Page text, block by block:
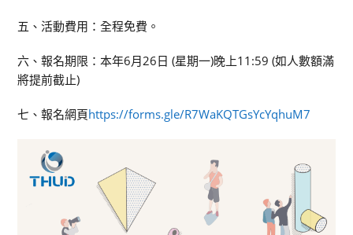
五、活動費用：全程免費。
六、報名期限：本年6月26日 (星期一)晚上11:59 (如人數額滿
將提前截止)
七、報名網頁https://forms.gle/R7WaKQTGsYcYqhuM7